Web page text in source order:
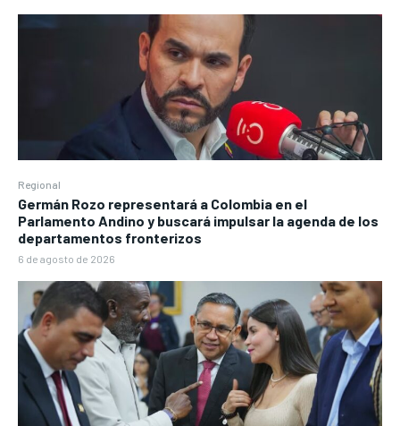
Regional
Germán Rozo representará a Colombia en el
Parlamento Andino y buscará impulsar la agenda de los
departamentos fronterizos
6 de agosto de 2026